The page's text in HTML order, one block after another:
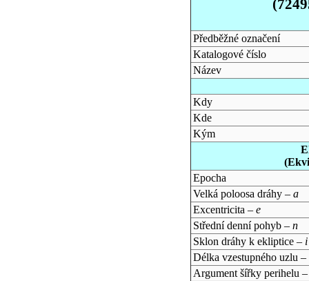
Předběžné označení
Katalogové číslo
Název
Kdy
Kde
Kým
Epocha
Velká poloosa dráhy – a
Excentricita – e
Střední denní pohyb – n
Sklon dráhy k ekliptice – i
Délka vzestupného uzlu –
Argument šířky perihelu